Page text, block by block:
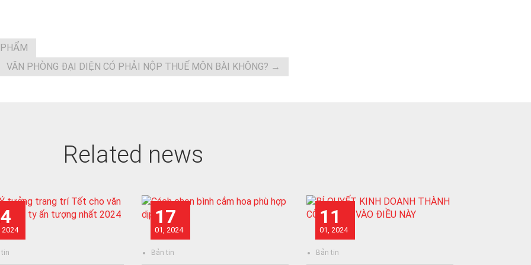
VĂN PHÒNG ĐẠI DIỆN CÓ PHẢI NỘP THUẾ MÔN BÀI KHÔNG? →
Related news
2024
tin
17
01, 2024
Bản tin
11
01, 2024
Bản tin